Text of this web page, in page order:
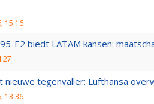
15:16
E2 biedt LATAM kansen:
nieuwe tegenvaller: Lufthansa
13:36